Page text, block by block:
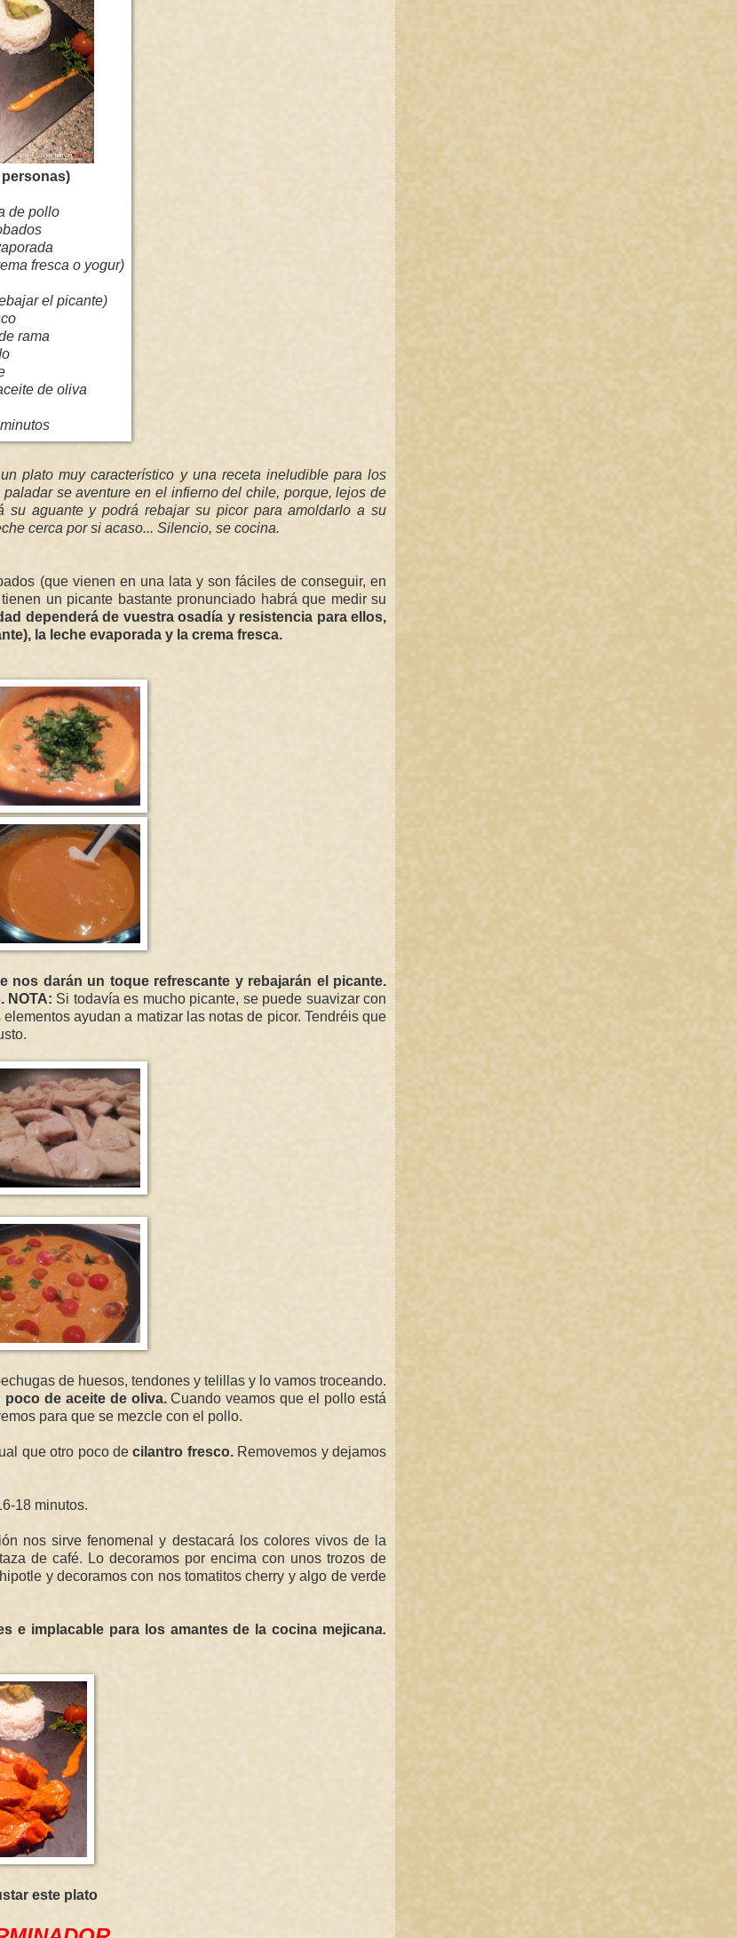
personas)
de pollo
fresca o yogur)
el picante)
rama
de oliva
plato muy característico y una receta ineludible para los
se aventure en el infierno del chile, porque, lejos de
su aguante y podrá rebajar su picor para amoldarlo a su
cerca por si acaso... Silencio, se cocina.
(que vienen en una lata y son fáciles de conseguir, en
un picante bastante pronunciado habrá que medir su
dependerá de vuestra osadía y resistencia para ellos,
la leche evaporada y la crema fresca.
nos darán un toque refrescante y rebajarán el picante.
NOTA: Si todavía es mucho picante, se puede suavizar con
ayudan a matizar las notas de picor. Tendréis que
de huesos, tendones y telillas y lo vamos troceando.
de aceite de oliva.Cuando veamos que el pollo está
para que se mezcle con el pollo.
que otro poco decilantro fresco.Removemos y dejamos
18 minutos.
nos sirve fenomenal y destacará los colores vivos de la
de café. Lo decoramos por encima con unos trozos de
y decoramos con nos tomatitos cherry y algo de verde
e implacable para los amantes de la cocina mejicana.
este plato